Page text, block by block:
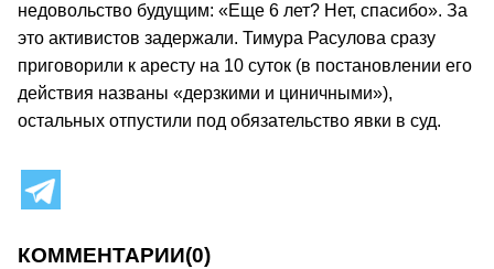
недовольство будущим: «Еще 6 лет? Нет, спасибо». За
это активистов задержали. Тимура Расулова сразу
приговорили к аресту на 10 суток (в постановлении его
действия названы «дерзкими и циничными»),
остальных отпустили под обязательство явки в суд.
КОММЕНТАРИИ(0)